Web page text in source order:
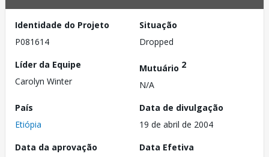
Identidade do Projeto
P081614
Situação
Dropped
Líder da Equipe
Carolyn Winter
Mutuário 2
N/A
País
Etiópia
Data de divulgação
19 de abril de 2004
Data da aprovação
Data Efetiva